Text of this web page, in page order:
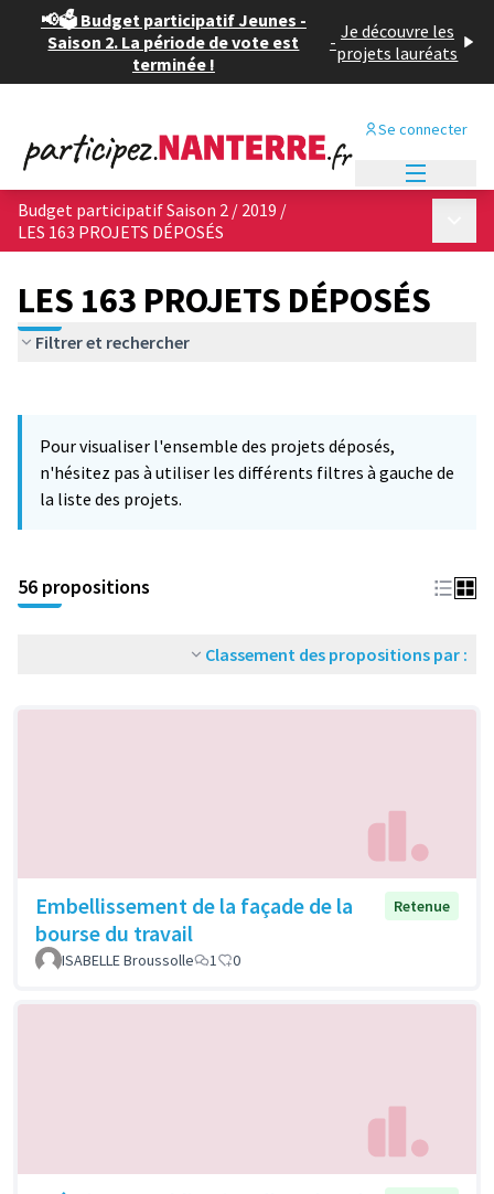
📢🗳️ Budget participatif Jeunes -
Saison 2. La période de vote est
terminée !
- Je découvre les
projets lauréats
Se connecter
Budget participatif Saison 2 / 2019 /
LES 163 PROJETS DÉPOSÉS
LES 163 PROJETS DÉPOSÉS
Filtrer et rechercher
−
Pour visualiser l'ensemble des projets déposés,
n'hésitez pas à utiliser les différents filtres à gauche de
la liste des projets.
56 propositions
Classement des propositions par :
Embellissement de la façade de la
bourse du travail
Retenue
ISABELLE Broussolle 1 0